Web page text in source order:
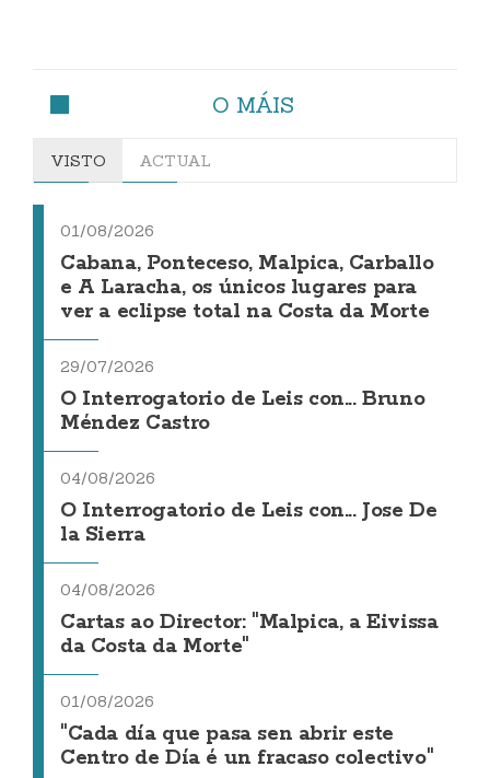
O MÁIS
VISTO ACTUAL
01/08/2026
Cabana, Ponteceso, Malpica, Carballo
e A Laracha, os únicos lugares para
ver a eclipse total na Costa da Morte
29/07/2026
O Interrogatorio de Leis con... Bruno
Méndez Castro
04/08/2026
O Interrogatorio de Leis con... Jose De
la Sierra
04/08/2026
Cartas ao Director: "Malpica, a Eivissa
da Costa da Morte"
01/08/2026
"Cada día que pasa sen abrir este
Centro de Día é un fracaso colectivo"